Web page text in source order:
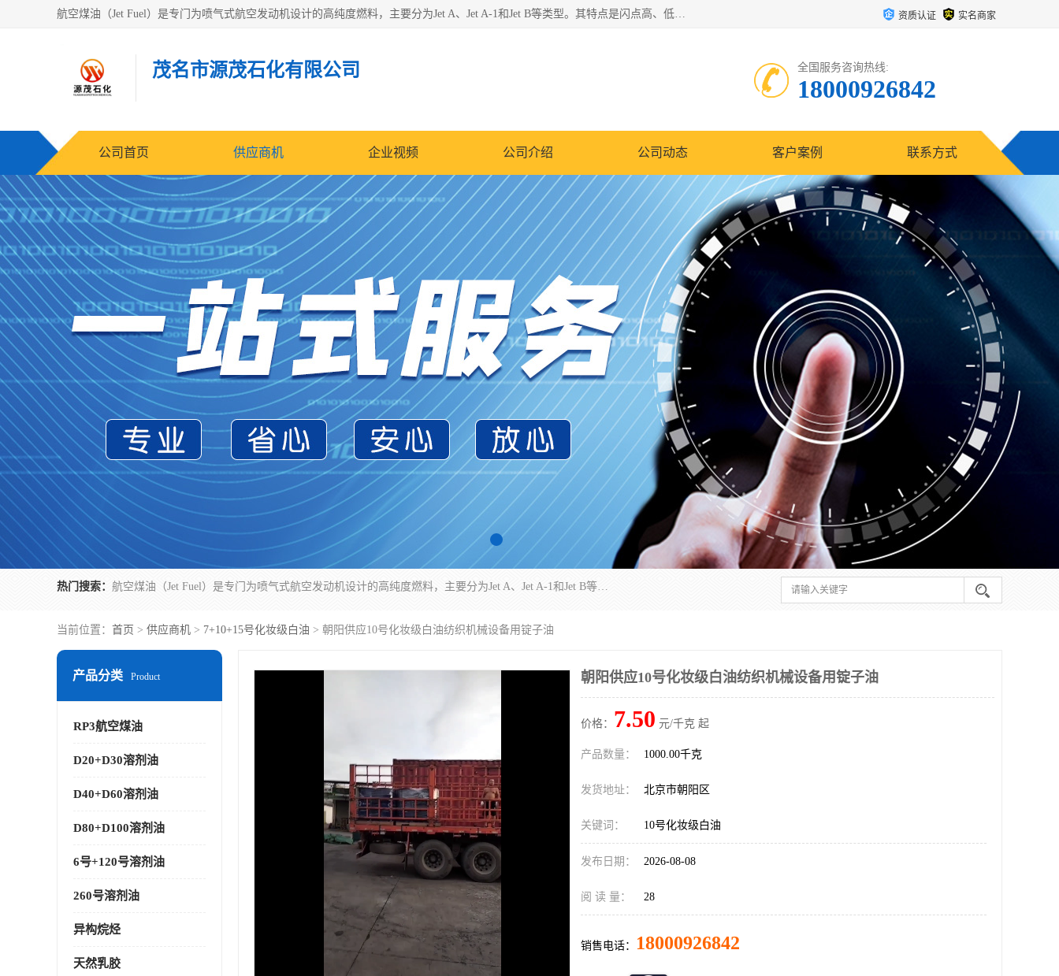
航空煤油（Jet Fuel）是专门为喷气式航空发动机设计的高纯度燃料，主要分为Jet A、Jet A-1和Jet B等类型。其特点是闪点高、低温流动性好，并添加了抗静电剂和抗氧化剂以确保飞行安全。航空煤油需 资质认证 实名商家
茂名市源茂石化有限公司 全国服务咨询热线:
18000926842
公司首页 供应商机 企业视频 公司介绍 公司动态 客户案例 联系方式
热门搜索： 航空煤油（Jet Fuel）是专门为喷气式航空发动机设计的高纯度燃料，主要分为Jet A、Jet A-1和Jet B等类型。其特点是闪点高、低温流动性好，并添加了抗静电剂和抗氧化剂以确保飞行安全。航空煤油需
当前位置： 首页 > 供应商机 > 7+10+15号化妆级白油 > 朝阳供应10号化妆级白油纺织机械设备用锭子油
产品分类 Product
RP3航空煤油
D20+D30溶剂油
D40+D60溶剂油
D80+D100溶剂油
6号+120号溶剂油
260号溶剂油
异构烷烃
天然乳胶
朝阳供应10号化妆级白油纺织机械设备用锭子油
价格： 7.50 元/千克 起
产品数量： 1000.00千克
发货地址： 北京市朝阳区
关键词： 10号化妆级白油
发布日期： 2026-08-08
阅 读 量： 28
销售电话： 18000926842